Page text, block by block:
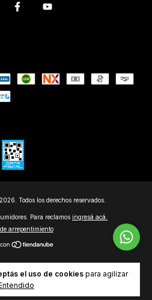
el uso de cookies para agilizar
Todos los derechos reservados.
Para reclamos ingresá acá.
arrepentimiento